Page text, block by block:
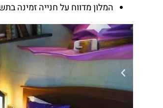
המלון מדווח על חנייה זמינה בתשלום של כ- 15 אירו ליום, אורחים רבים